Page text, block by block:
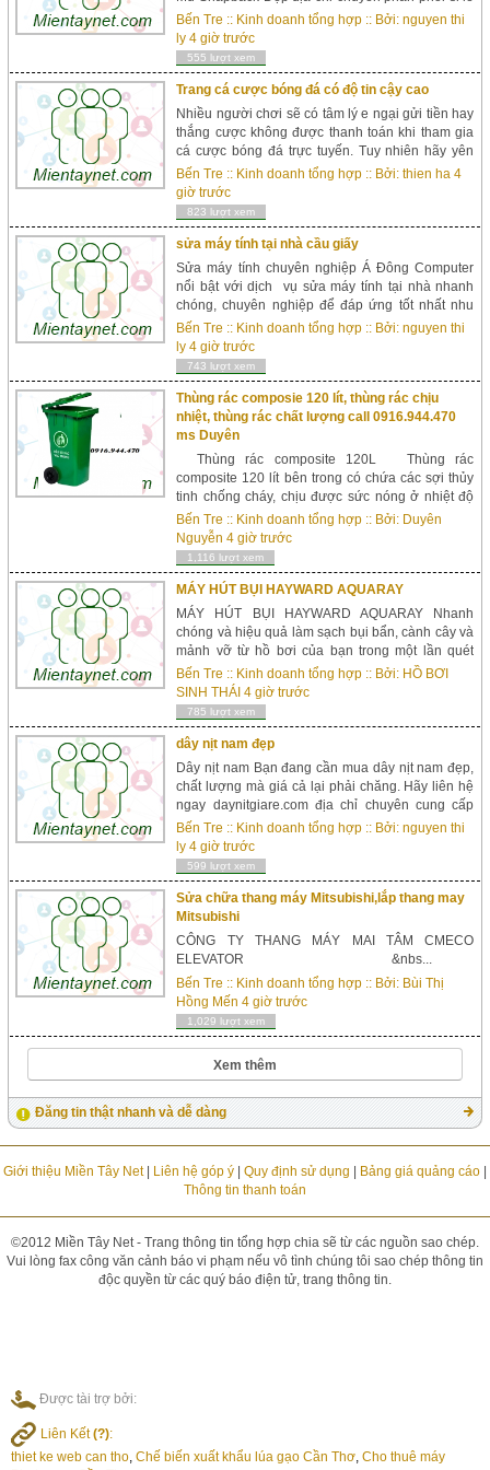
các mẫu mũ Snapback, mũ lưỡi trai, mù Hiphop
hot nhất trên thị trường. Shop mũ Snapback đẹp
Shop Mũ Snapback Đẹp là địa chỉ quen thuộc của
h...
Bến Tre :: Kinh doanh tổng hợp :: Bởi:nguyen thi
ly 4 giờ trước
555 lượt xem
Trang cá cược bóng đá có độ tin cậy cao
Nhiều người chơi sẽ có tâm lý e ngại gửi tiền hay
thắng cược không được thanh toán khi tham gia
cá cược bóng đá trực tuyến. Tuy nhiên hãy yên
tâm nhà cái Thiên Hạ có uy tín luôn bảo đảm chất
lượng dịch...
Bến Tre :: Kinh doanh tổng hợp :: Bởi:thien ha 4
giờ trước
823 lượt xem
sửa máy tính tại nhà cầu giấy
Sửa máy tính chuyên nghiệp Á Đông Computer
nổi bật với dịch vụ sửa máy tính tại nhà nhanh
chóng, chuyên nghiệp để đáp ứng tốt nhất nhu
cầu sửa chữa, khắc phục mọi loại lỗi đối với
Laptop, máy tính để bàn, hệ thống mạng...
Bến Tre :: Kinh doanh tổng hợp :: Bởi:nguyen thi
ly 4 giờ trước
743 lượt xem
Thùng rác composie 120 lít, thùng rác chịu
nhiệt, thùng rác chất lượng call 0916.944.470
ms Duyên
Thùng rác composite 120L Thùng rác
composite 120 lít bên trong có chứa các sợi thủy
tinh chống cháy, chịu được sức nóng ở nhiệt độ
cao, kết cấu không bị ảnh hưởng bởi các tia cực
tím trực tiếp từ mặt trời. Kh&...
Bến Tre :: Kinh doanh tổng hợp :: Bởi: Duyên
Nguyễn 4 giờ trước
1,116 lượt xem
MÁY HÚT BỤI HAYWARD AQUARAY
MÁY HÚT BỤI HAYWARD AQUARAY Nhanh
chóng và hiệu quả làm sạch bụi bẩn, cành cây và
mảnh vỡ từ hồ bơi của bạn trong một lần quét
bằng cách sử dụng MÁY HÚT BỤI HAYWARD
AQUARAY. Chất tẩy rửa này có một bộ phận
chuyển động duy ...
Bến Tre :: Kinh doanh tổng hợp :: Bởi: HỒ BƠI
SINH THÁI 4 giờ trước
785 lượt xem
dây nịt nam đẹp
Dây nịt nam Bạn đang cần mua dây nịt nam đẹp,
chất lượng mà giá cả lại phải chăng. Hãy liên hệ
ngay daynitgiare.com địa chỉ chuyên cung cấp
các dòng sản phẩm dây nịt nam Hàn Quốc uy tín,
chất lượng cao. Dây nịt nam uy tín chất...
Bến Tre :: Kinh doanh tổng hợp :: Bởi:nguyen thi
ly 4 giờ trước
599 lượt xem
Sửa chữa thang máy Mitsubishi,lắp thang may
Mitsubishi
CÔNG TY THANG MÁY MAI TÂM CMECO
ELEVATOR &nbs...
Bến Tre :: Kinh doanh tổng hợp :: Bởi: Bùi Thị
Hồng Mến 4 giờ trước
1,029 lượt xem
Xem thêm
Đăng tin thật nhanh và dễ dàng
Giới thiệu Miền Tây Net| Liên hệ góp ý| Quy định sử dụng Bảng giá quảng cáo|
Thông tin thanh toán
©2012 Miền Tây Net - Trang thông tin tổng hợp chia sẽ từ các nguồn sao chép.
Vui lòng fax công văn cảnh báo vi phạm nếu vô tình chúng tôi sao chép thông tin
độc quyền từ các quý báo điện tử, trang thông tin.
Được tài trợ bởi:
Liên Kết(?):
thiet ke web can tho, Chế biến xuất khẩu lúa gạo Cần Thơ, Cho thuê máy